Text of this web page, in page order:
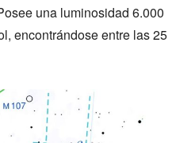
una luminosidad 6.000
encontrándose entre las 25